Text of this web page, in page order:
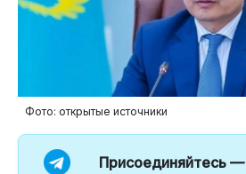
Фото: открытые источники
Присоединяйтесь —